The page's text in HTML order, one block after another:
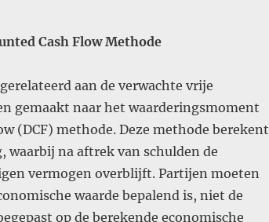
Cash Flow Methode
aan de verwachte vrije
gemaakt naar het waarderingsmoment
(DCF) methode. Deze methode berekent
waarbij na aftrek van schulden de
vermogen overblijft. Partijen moeten
waarde bepalend is, niet de
op de berekende economische